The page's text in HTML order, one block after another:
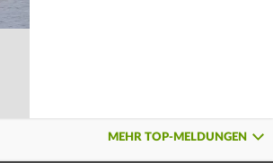
MEHR TOP-MELDUNGEN